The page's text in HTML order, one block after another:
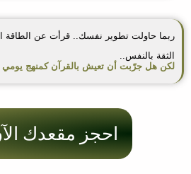
ربما حاولت تطوير نفسك.. قرأت عن الطاقة
الثقة بالنفس..
لكن هل جرّبت أن تعيش بالقرآن كمنهج
احجز مقعدك